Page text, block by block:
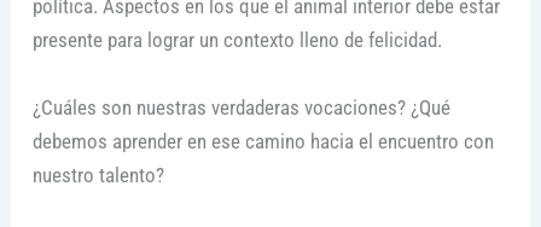
política. Aspectos en los que el animal interior debe estar
presente para lograr un contexto lleno de felicidad.
¿Cuáles son nuestras verdaderas vocaciones? ¿Qué
debemos aprender en ese camino hacia el encuentro con
nuestro talento?